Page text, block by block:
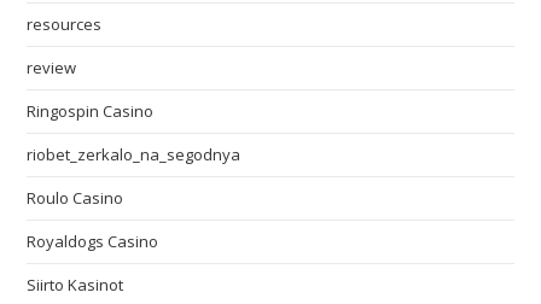
resources
review
Ringospin Casino
riobet_zerkalo_na_segodnya
Roulo Casino
Royaldogs Casino
Siirto Kasinot